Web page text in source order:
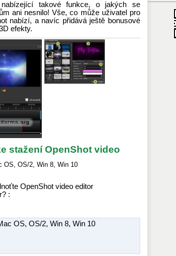
takové funkce, o jakých se
ani nesnilo! Vše, co může uživatel pro
nabízí, a navíc přidává ještě bonusové
efekty.
stažení OpenShot video
OS, OS/2, Win 8, Win 10
OpenShot video editor
:
OS, OS/2, Win 8, Win 10